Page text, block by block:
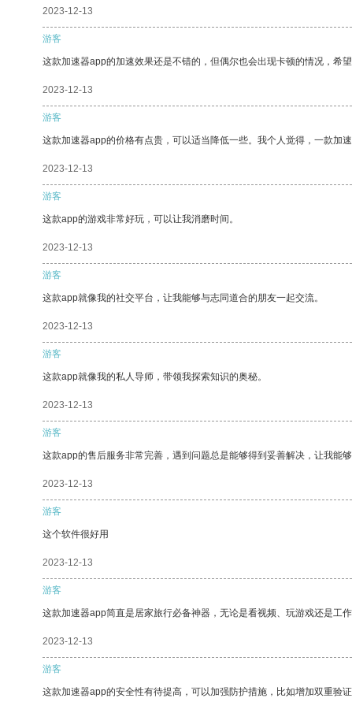
2023-12-13
游客
这款加速器app的加速效果还是不错的，但偶尔也会出现卡顿的情况，希望
2023-12-13
游客
这款加速器app的价格有点贵，可以适当降低一些。我个人觉得，一款加
2023-12-13
游客
这款app的游戏非常好玩，可以让我消磨时间。
2023-12-13
游客
这款app就像我的社交平台，让我能够与志同道合的朋友一起交流。
2023-12-13
游客
这款app就像我的私人导师，带领我探索知识的奥秘。
2023-12-13
游客
这款app的售后服务非常完善，遇到问题总是能够得到妥善解决，让我能够
2023-12-13
游客
这个软件很好用
2023-12-13
游客
这款加速器app简直是居家旅行必备神器，无论是看视频、玩游戏还是工
2023-12-13
游客
这款加速器app的安全性有待提高，可以加强防护措施，比如增加双重验证